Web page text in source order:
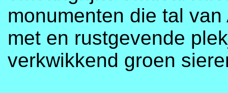
monumenten die tal
met en rustgevende
verkwikkend groen